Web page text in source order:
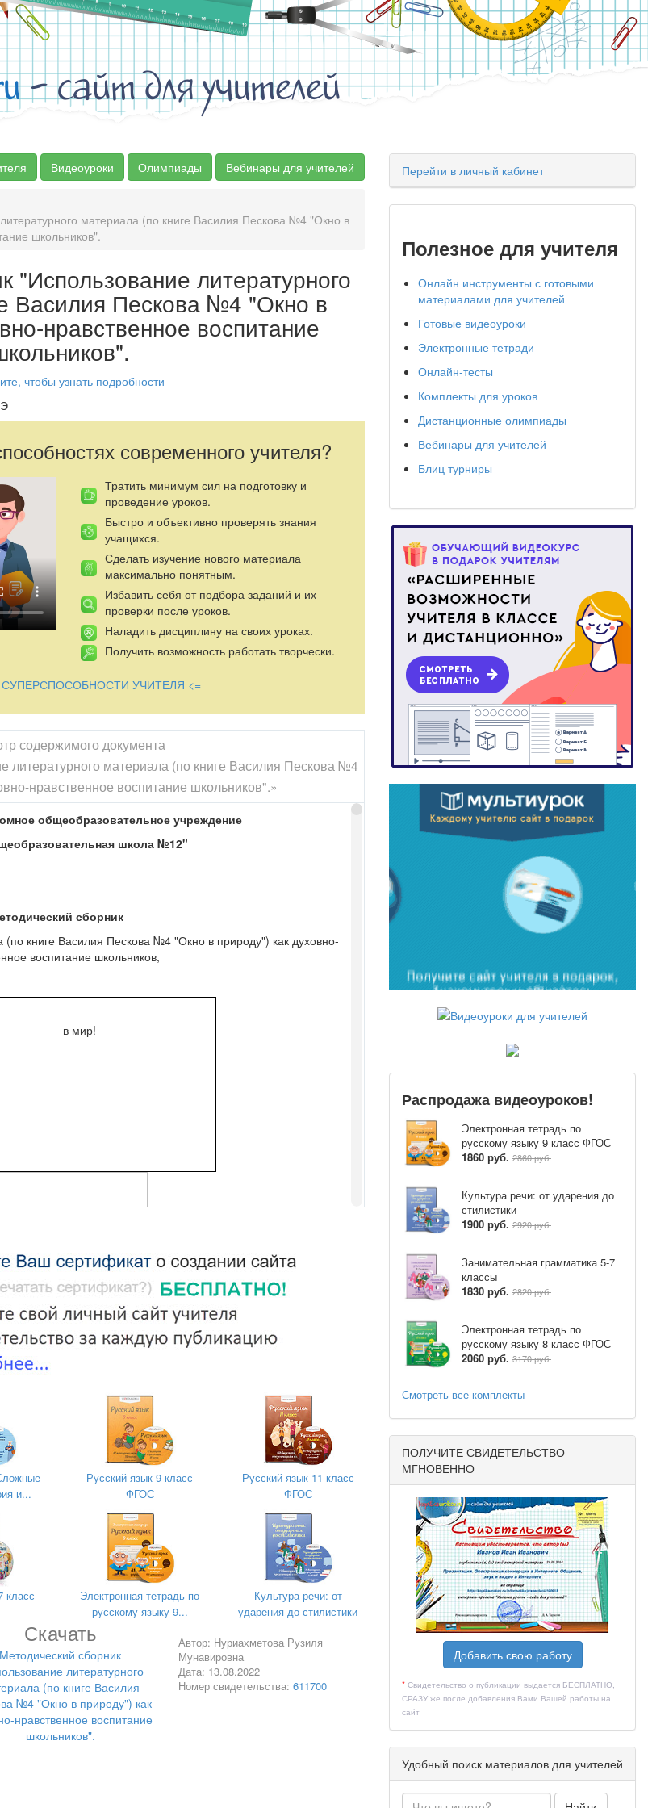
- сайт для учителей
Видеоуроки Олимпиады Вебинары для учителей
материала (по книге Василия Пескова №4 "Окно в
школьников".
"Использование литературного
Василия Пескова №4 "Окно в
нравственное воспитание
современного учителя?
Тратить минимум сил на подготовку и
проведение уроков.
Быстро и объективно проверять знания
учащихся.
Сделать изучение нового материала
максимально понятным.
Избавить себя от подбора заданий и их
проверки после уроков.
Наладить дисциплину на своих уроках.
Получить возможность работать творчески.
СУПЕРСПОСОБНОСТИ УЧИТЕЛЯ <=
содержимого документа
литературного материала (по книге Василия Пескова №4
нравственное воспитание школьников".»
общеобразовательное учреждение
школа №12"
сборник
(по книге Василия Пескова №4 "Окно в природу") как духовно-
воспитание школьников,
в мир!
категории
Рузили Мунавировны
г. Березники - 2022
и...
Русский язык 9 класс
ФГОС
Русский язык 11 класс
ФГОС
класс
Электронная тетрадь по
русскому языку 9...
Культура речи: от
ударения до стилистики
Скачать
Методический сборник
литературного
(по книге Василия
№4 "Окно в природу") как
нравственное воспитание
школьников".
Автор: Нуриахметова Рузиля
Мунавировна
Дата: 13.08.2022
Номер свидетельства: 611700
Перейти в личный кабинет
Полезное для учителя
Онлайн инструменты с готовыми
материалами для учителей
Готовые видеоуроки
Электронные тетради
Онлайн-тесты
Комплекты для уроков
Дистанционные олимпиады
Вебинары для учителей
Блиц турниры
Распродажа видеоуроков!
Электронная тетрадь по
русскому языку 9 класс ФГОС
1860 руб. 2860 руб.
Культура речи: от ударения до
стилистики
1900 руб. 2920 руб.
Занимательная грамматика 5-7
классы
1830 руб. 2820 руб.
Электронная тетрадь по
русскому языку 8 класс ФГОС
2060 руб. 3170 руб.
Смотреть все комплекты
ПОЛУЧИТЕ СВИДЕТЕЛЬСТВО
МГНОВЕННО
Добавить свою работу
* Свидетельство о публикации выдается БЕСПЛАТНО,
СРАЗУ же после добавления Вами Вашей работы на
сайт
Удобный поиск материалов для учителей